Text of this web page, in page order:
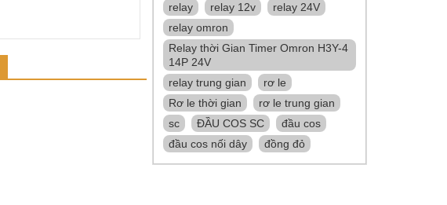
relay
relay 12v
relay 24V
relay omron
Relay thời Gian Timer Omron H3Y-4
14P 24V
relay trung gian
rơ le
Rơ le thời gian
rơ le trung gian
sc
ĐẦU COS SC
đầu cos
đầu cos nối dây
đồng đỏ